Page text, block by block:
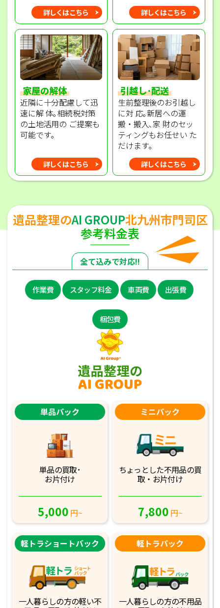
詳しくはこちら 詳しくはこちら
家屋の解体
近隣に十分配慮して迅
速に解 体｡相続税対策
の土地活用の ご提案も
可能です｡
詳しくはこちら
引越し･配送
生前整理後のお引越し
に対 応｡新居への運
搬・搬入､家 財のセッ
ティングもお任せい た
だけます｡
詳しくはこちら
遺品整理のAI GROUP北九州市門司区
参考料金表
全て込みで対応!!
作業費 スタッフ料金 車両費 出張費
梱包費
単品パック
単品の買取･
お片付け
5,000 円~
ミニパック
ちょっとした不用品の買
取・お片付け
7,800 円~
軽トラショートバック
一人暮らしの方の軽い不
軽トラパック
一人暮らしの方の不用品